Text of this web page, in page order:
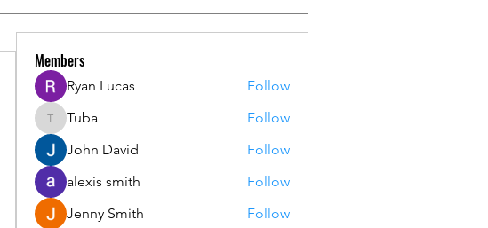
Members
Ryan Lucas Follow
Tuba
Tuba
Follow
John David
Follow
alexis smith
Follow
Jenny Smith
Follow